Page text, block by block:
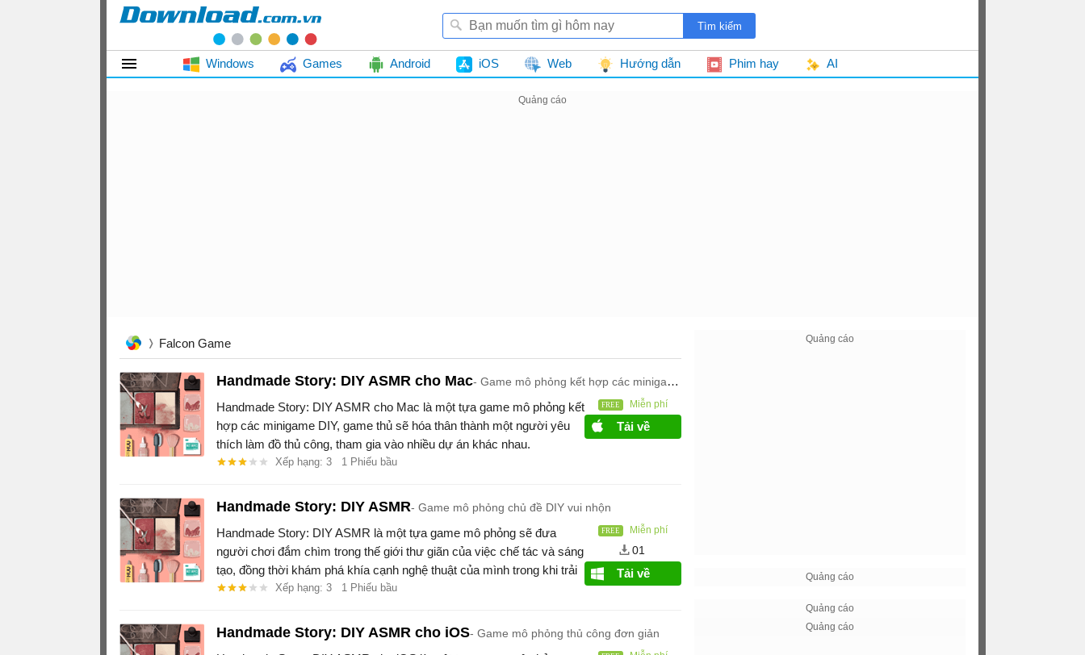
Windows Games Android iOS Web Hướng dẫn Phim hay AI
Falcon Game
Handmade Story: DIY ASMR cho Mac Game mô phỏng kết hợp các minigame DIY
Handmade Story: DIY ASMR cho Mac là một tựa game mô phỏng kết
hợp các minigame DIY, game thủ sẽ hóa thân thành một người yêu
thích làm đồ thủ công, tham gia vào nhiều dự án khác nhau.
Xếp hạng: 3 1 Phiếu bầu
Miễn phí
Tải về
Handmade Story: DIY ASMR Game mô phỏng chủ đề DIY vui nhộn
Handmade Story: DIY ASMR là một tựa game mô phỏng sẽ đưa
người chơi đắm chìm trong thế giới thư giãn của việc chế tác và sáng
tạo, đồng thời khám phá khía cạnh nghệ thuật của mình trong khi trải
nghiệm hiệu ứng thư giãn của âm thanh ASMR.
Xếp hạng: 3 1 Phiếu bầu
Miễn phí
01
Tải về
Handmade Story: DIY ASMR cho iOS Game mô phỏng thủ công đơn giản